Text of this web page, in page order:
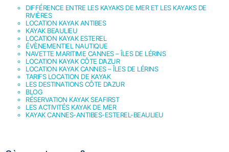
DIFFÉRENCE ENTRE LES KAYAKS DE MER ET LES KAYAKS DE
RIVIÈRES
LOCATION KAYAK ANTIBES
KAYAK BEAULIEU
LOCATION KAYAK ESTEREL
ÉVÈNEMENTIEL NAUTIQUE
NAVETTE MARITIME CANNES – ÎLES DE LÉRINS
LOCATION KAYAK CÔTE D’AZUR
LOCATION KAYAK CANNES – ÎLES DE LÉRINS
TARIFS LOCATION DE KAYAK
LES DESTINATIONS CÔTE D’AZUR
BLOG
RÉSERVATION KAYAK SEAFIRST
LES ACTIVITÉS KAYAK DE MER
KAYAK CANNES-ANTIBES-ESTEREL-BEAULIEU